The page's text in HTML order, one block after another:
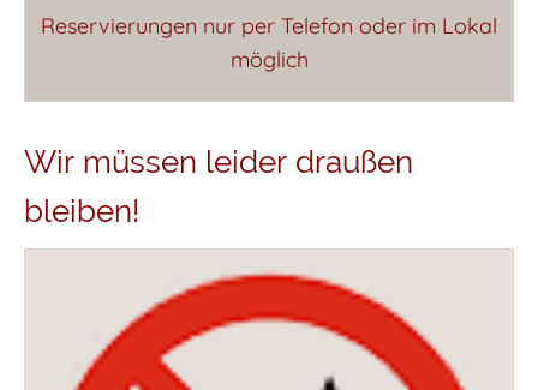
Reservierungen nur per Telefon oder im Lokal
möglich
Wir müssen leider draußen
bleiben!